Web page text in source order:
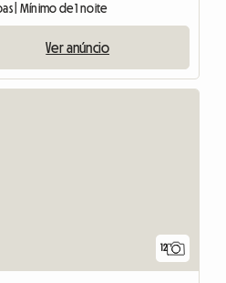
| Mínimo de 1 noite
Ver anúncio
12